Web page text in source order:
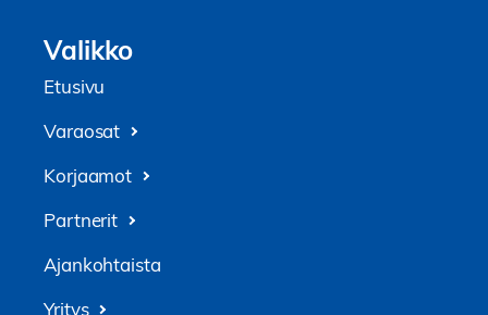
Valikko
Etusivu
Varaosat
Korjaamot
Partnerit
Ajankohtaista
Yritys